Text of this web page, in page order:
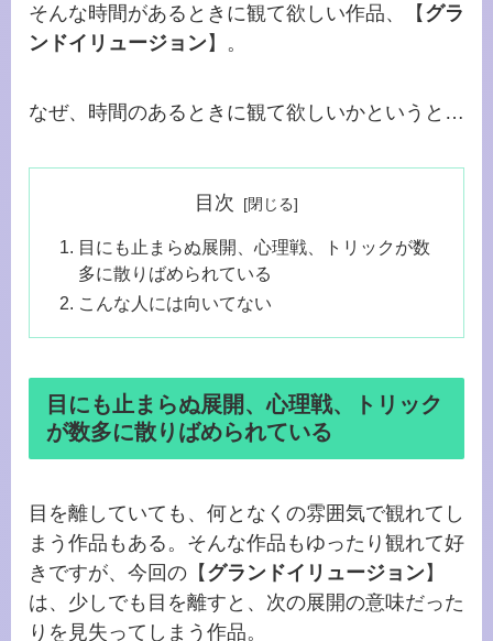
そんな時間があるときに観て欲しい作品、【 グラ
ンドイリュージョン】。
なぜ、時間のあるときに観て欲しいかというと…
目次
目にも止まらぬ展開、心理戦、トリックが数
多に散りばめられている
こんな人には向いてない
目にも止まらぬ展開、心理戦、トリック
が数多に散りばめられている
目を離していても、何となくの雰囲気で観れてし
まう作品もある。そんな作品もゆったり観れて好
きですが、今回の【 グランドイリュージョン】
は、少しでも目を離すと、次の展開の意味だった
りを見失ってしまう作品。